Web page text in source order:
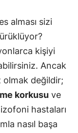
alması sizi
kişiyi
Ancak
olmak değildir;
korkusu ve
hastaları
nasıl başa